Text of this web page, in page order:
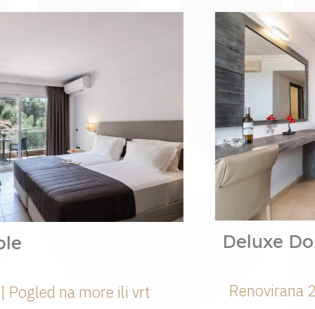
Renovirana 2020 | Pogled na